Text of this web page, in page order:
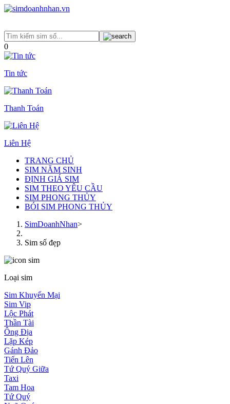
0
Tin tức
Thanh Toán
Liên Hệ
TRANG CHỦ
SIM NĂM SINH
ĐỊNH GIÁ SIM
SIM THEO YÊU CẦU
SIM PHONG THỦY
BÓI SIM PHONG THỦY
SimDoanhNhan>
Sim số đẹp
Loại sim
Sim Khuyến Mại
Sim Vip
Lộc Phát
Thần Tài
Ông Địa
Lặp Kép
Gánh Đảo
Tiến Lên
Tứ Quý Giữa
Taxi
Tam Hoa
Tứ Quý